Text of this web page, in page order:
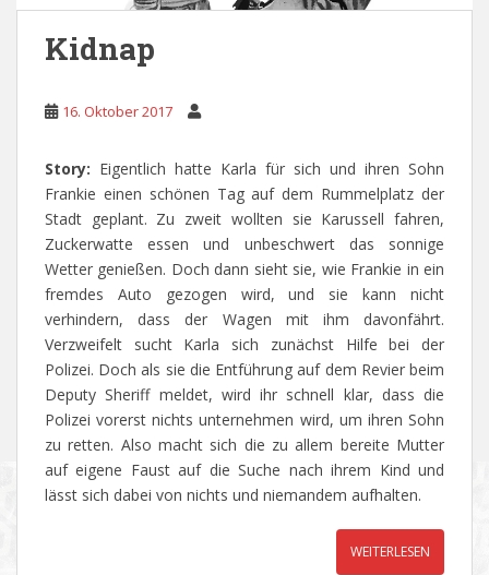
Kidnap
16. Oktober 2017
Story: Eigentlich hatte Karla für sich und ihren Sohn
Frankie einen schönen Tag auf dem Rummelplatz der
Stadt geplant. Zu zweit wollten sie Karussell fahren,
Zuckerwatte essen und unbeschwert das sonnige
Wetter genießen. Doch dann sieht sie, wie Frankie in ein
fremdes Auto gezogen wird, und sie kann nicht
verhindern, dass der Wagen mit ihm davonfährt.
Verzweifelt sucht Karla sich zunächst Hilfe bei der
Polizei. Doch als sie die Entführung auf dem Revier beim
Deputy Sheriff meldet, wird ihr schnell klar, dass die
Polizei vorerst nichts unternehmen wird, um ihren Sohn
zu retten. Also macht sich die zu allem bereite Mutter
auf eigene Faust auf die Suche nach ihrem Kind und
lässt sich dabei von nichts und niemandem aufhalten.
WEITERLESEN